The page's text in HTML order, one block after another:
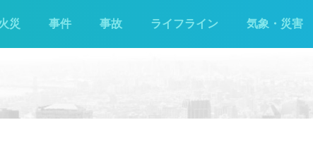
災 事件 事故 ライフライン 気象・災害